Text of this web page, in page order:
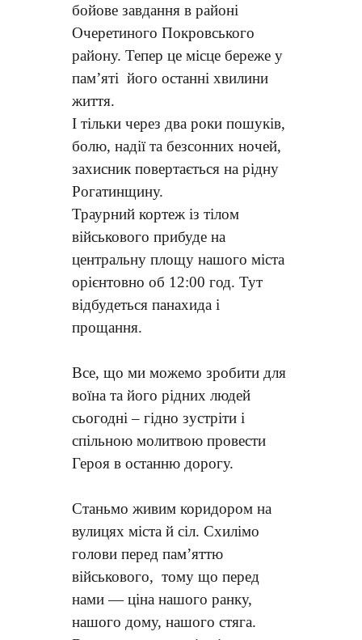
бойове завдання в районі
Очеретиного Покровського
району. Тепер це місце береже у
пам’яті його останні хвилини
життя.
І тільки через два роки пошуків,
болю, надії та безсонних ночей,
захисник повертається на рідну
Рогатинщину.
Траурний кортеж із тілом
військового прибуде на
центральну площу нашого міста
орієнтовно об 12:00 год. Тут
відбудеться панахида і
прощання.
Все, що ми можемо зробити для
воїна та його рідних людей
сьогодні – гідно зустріти і
спільною молитвою провести
Героя в останню дорогу.
Станьмо живим коридором на
вулицях міста й сіл. Схилімо
голови перед пам’яттю
військового, тому що перед
нами — ціна нашого ранку,
нашого дому, нашого стяга.